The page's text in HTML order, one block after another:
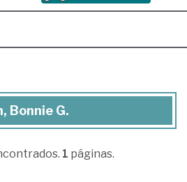
Bonnie G.
1 páginas.